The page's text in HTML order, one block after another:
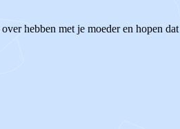
hebben met je moeder en hopen